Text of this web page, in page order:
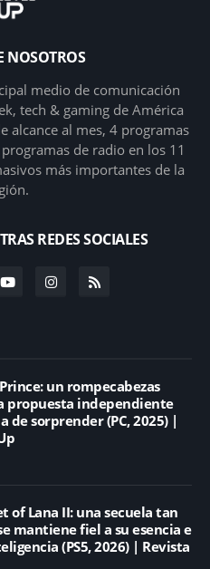
NOSOTROS
medio de comunicación
tech & gaming de América
alcance al mes, 4 programas
de radio en los 11
más importantes de la
REDES SOCIALES
un rompecabezas
propuesta independiente
de sorprender (PC, 2025) |
of Lana II: una secuela tan
mantiene fiel a su esencia e
(PS5, 2026) | Revista